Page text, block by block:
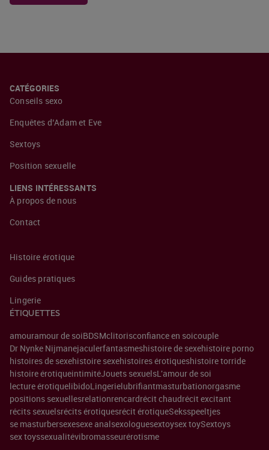
CATÉGORIES
Conseils sexo
Enquêtes d’Adam et Eve
Sextoys
Position sexuelle
LIENS INTÉRESSANTS
À propos de nous
Contact
Histoire érotique
Guides pratiques
Lingerie
ÉTIQUETTES
amouramour de soiBDSMclitorisconfiance en soicouple
Dr Nynke Nijmanejaculerfantasmeshistoire de sexehistoire porno
histoires de sexehistoire sexehistoires érotiqueshistoire torride
histoire érotiqueintimitéJouets sexuelsL'amour de soi
lecture érotiquelibidoLingerielubrifiantmasturbationorgasme
positions sexuellesrelationrencardrécit chaudrécit excitant
récits sexuelsrécits érotiquesrécit érotiqueSeksspeeltjes
se masturbersexesexe analsexologuesextoysex toySextoys
sex toyssexualitévibromasseurérotisme